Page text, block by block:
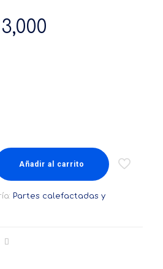
Añadir al carrito
Partes calefactadas y